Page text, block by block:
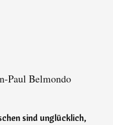
Paul Belmondo
sind unglücklich,